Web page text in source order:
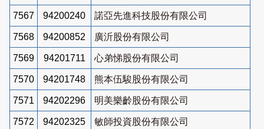
7567 94200240 諾亞先進科技股份有限公司
7568 94200852 廣沂股份有限公司
7569 94201711 心弟悌股份有限公司
7570 94201748 熊本伍駿股份有限公司
7571 94202296 明美樂齡股份有限公司
7572 94202325 敏師投資股份有限公司